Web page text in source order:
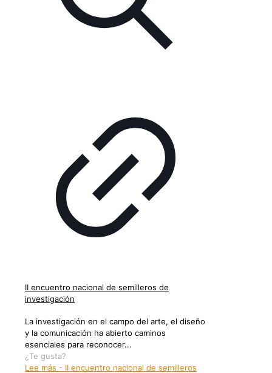
II encuentro nacional de semilleros de
investigación
La investigación en el campo del arte, el diseño
y la comunicación ha abierto caminos
esenciales para reconocer...
¿Te gusta?
Lee más - II encuentro nacional de semilleros